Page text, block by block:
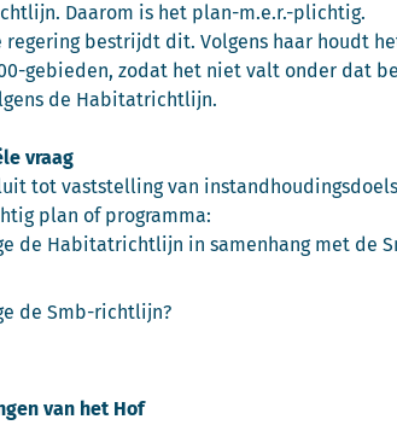
Daarom is het plan-m.e.r.-plichtig.
regering bestrijdt dit. Volgens haar houdt
gebieden, zodat het niet valt onder dat
de Habitatrichtlijn.
vraag
tot vaststelling van
plan of programma:
de Habitatrichtlijn in samenhang met de
de Smb-richtlijn?
van het Hof